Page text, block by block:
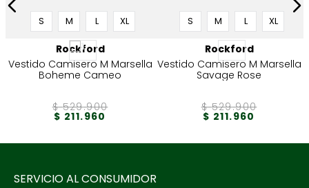
S M L XL
Rockford
Vestido Camisero M Marsella
Boheme Cameo
$ 529.900
$ 211.960
S M L XL
Rockford
Vestido Camisero M Marsella
Savage Rose
$ 529.900
$ 211.960
SERVICIO AL CONSUMIDOR